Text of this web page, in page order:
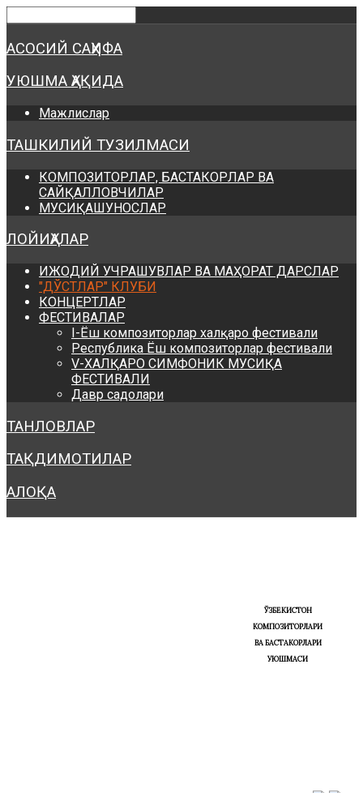
АСОСИЙ САҲИФА
УЮШМА ҲАҚИДА
Мажлислар
ТАШКИЛИЙ ТУЗИЛМАСИ
КОМПОЗИТОРЛАР, БАСТАКОРЛАР ВА
САЙҚАЛЛОВЧИЛАР
МУСИҚАШУНОСЛАР
ЛОЙИҲАЛАР
ИЖОДИЙ УЧРАШУВЛАР ВА МАҲОРАТ ДАРСЛАР
"ДЎСТЛАР" КЛУБИ
КОНЦЕРТЛАР
ФЕСТИВАЛАР
I-Ёш композиторлар халқаро фестивали
Республика Ёш композиторлар фестивали
V-ХАЛҚАРО СИМФОНИК МУСИҚА
ФЕСТИВАЛИ
Давр садолари
ТАНЛОВЛАР
ТАҚДИМОТИЛАР
АЛОҚА
ЎЗБЕКИСТОН
КОМПОЗИТОРЛАРИ
ВА БАСТАКОРЛАРИ
УЮШМАСИ
Предыдущий
год
Предыдущий
месяц
Следующий
год
Следующий
месяц